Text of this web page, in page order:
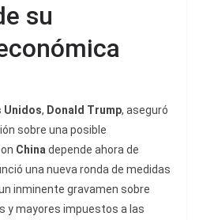
su
Unidos, Donald Trump, aseguró
sobre una posible
China depende ahora de
una nueva ronda de medidas
inminente gravamen sobre
mayores impuestos a las